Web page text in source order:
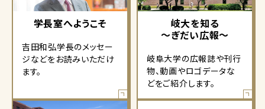
学長室へようこそ
吉田和弘学長のメッセー
ジなどをお読みいただけ
ます。
岐大を知る
～ぎだい広報～
岐阜大学の広報誌や刊行
物、動画やロゴデータな
どをご紹介します。